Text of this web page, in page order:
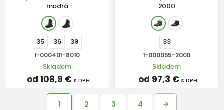
modrá
35 36 39
1-000401-8010
Skladem
od 108,9 € s DPH
2000
33
1-000055-2000
Skladem
od 97,3 € s DPH
1 2 3 4